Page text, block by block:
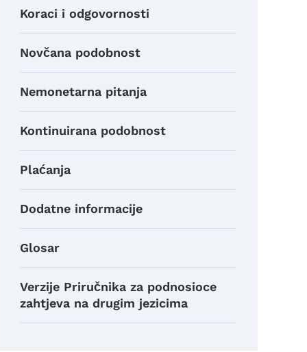
Koraci i odgovornosti
Novčana podobnost
Nemonetarna pitanja
Kontinuirana podobnost
Plaćanja
Dodatne informacije
Glosar
Verzije Priručnika za podnosioce
zahtjeva na drugim jezicima